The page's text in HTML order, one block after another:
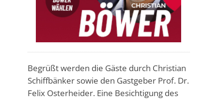
Begrüßt werden die Gäste durch Christian
Schiffbänker sowie den Gastgeber Prof. Dr.
Felix Osterheider. Eine Besichtigung des